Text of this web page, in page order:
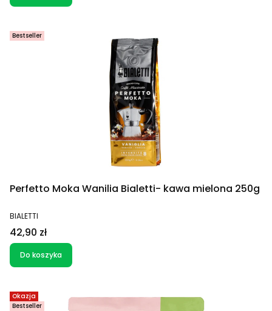
Bestseller
Perfetto Moka Wanilia Bialetti- kawa mielona 250g
PRODUCENT
BIALETTI
Cena
42,90 zł
Do koszyka
Okazja
Bestseller